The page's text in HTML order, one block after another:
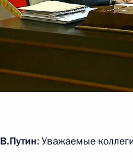
6 апреля 2022 года, 12:30
Заседание комиссии
и финансы»
В.Путин: Уважаемые